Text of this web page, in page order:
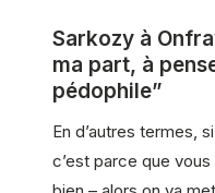
Sarkozy à
ma part, à
pédophile”
En d’autres termes,
c’est parce que